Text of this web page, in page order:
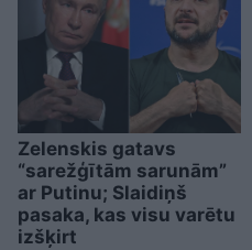
Zelenskis gatavs
“sarežģītām sarunām”
ar Putinu; Slaidiņš
pasaka, kas visu varētu
izšķirt